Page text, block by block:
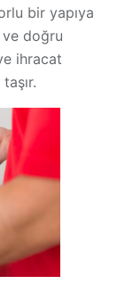
bir yapıya
doğru
ihracat